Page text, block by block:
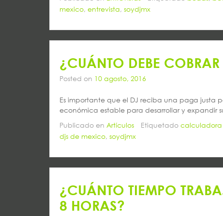
mexico, entrevista, soydjmx
¿CUÁNTO DEBE
Posted on 10 agosto, 2016
Es importante que el DJ reciba una paga justa
económica estable para desarrollar y expandir
Publicado en Artículos Etiquetado calculadora
djs de mexico, soydjmx
¿CUÁNTO TIEMPO
8 HORAS?